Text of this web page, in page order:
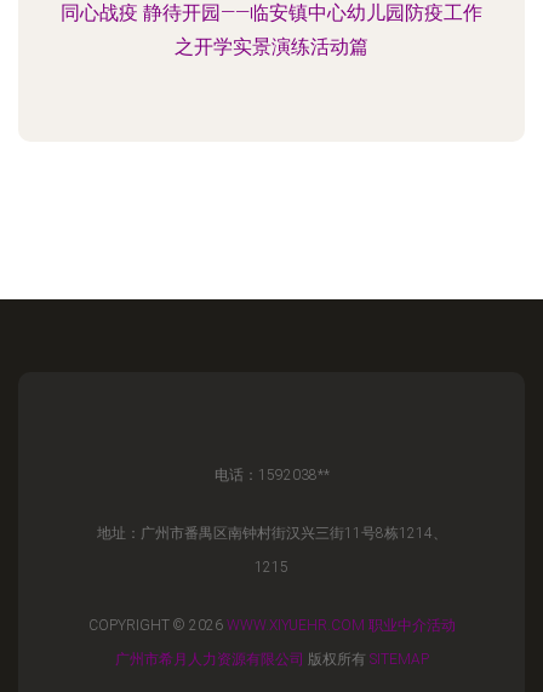
同心战疫 静待开园——临安镇中心幼儿园防疫工作
之开学实景演练活动篇
电话：1592038**
地址：广州市番禺区南钟村街汉兴三街11号8栋1214、
1215
COPYRIGHT © 2026 WWW.XIYUEHR.COM 职业中介活动
广州市希月人力资源有限公司 版权所有 SITEMAP